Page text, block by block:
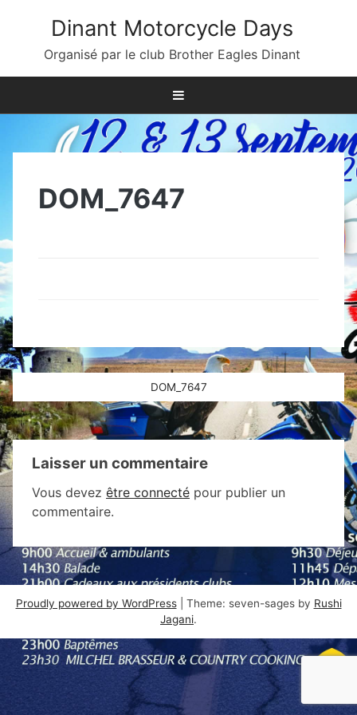
Dinant Motorcycle Days
Organisé par le club Brother Eagles Dinant
DOM_7647
Navigation
de
l’article
DOM_7647
Laisser un commentaire
Vous devez être connecté pour publier un
commentaire.
Proudly powered by WordPress Theme: seven-sages by Rushi
Jagani.